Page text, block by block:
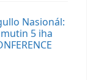
Nasionál:
5 iha